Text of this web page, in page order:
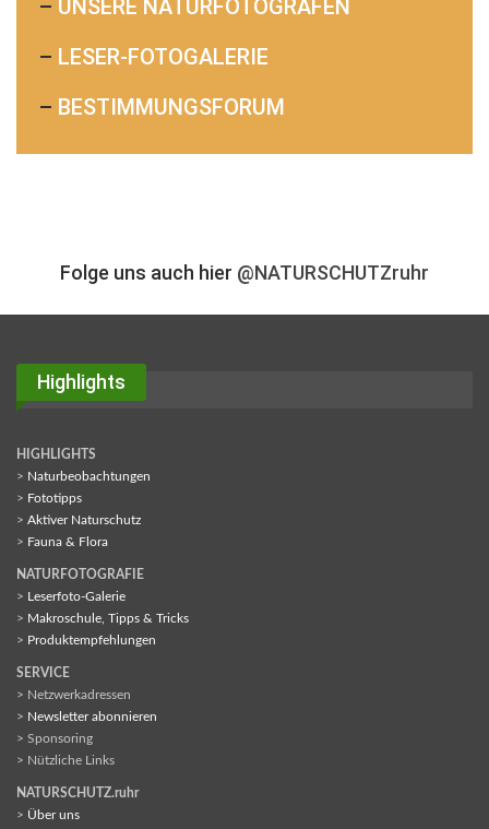
– UNSERE NATURFOTOGRAFEN
– LESER-FOTOGALERIE
– BESTIMMUNGSFORUM
Folge uns auch hier @NATURSCHUTZruhr
Highlights
HIGHLIGHTS
> Naturbeobachtungen
> Fototipps
> Aktiver Naturschutz
> Fauna & Flora
NATURFOTOGRAFIE
> Leserfoto-Galerie
> Makroschule, Tipps & Tricks
> Produktempfehlungen
SERVICE
> Netzwerkadressen
> Newsletter abonnieren
> Sponsoring
> Nützliche Links
NATURSCHUTZ.ruhr
> Über uns